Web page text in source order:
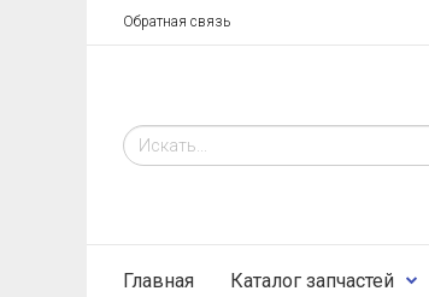
Обратная связь
Главная Каталог запчастей